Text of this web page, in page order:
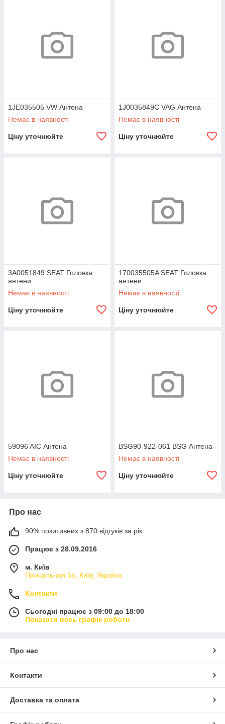
1JE035505 VW Антена
Немає в наявності
Ціну уточнюйте
1J0035849C VAG Антена
Немає в наявності
Ціну уточнюйте
3A0051849 SEAT Головка
антени
Немає в наявності
Ціну уточнюйте
170035505A SEAT Головка
антени
Немає в наявності
Ціну уточнюйте
59096 AIC Антена
Немає в наявності
Ціну уточнюйте
BSG90-922-061 BSG Антена
Немає в наявності
Ціну уточнюйте
Про нас
90% позитивних з 870 відгуків за рік
Працює з 28.09.2016
м. Київ
Причальная 5а, Київ, Україна
Контакти
Сьогодні працює з 09:00 до 18:00
Показати весь графік роботи
Про нас
Контакти
Доставка та оплата